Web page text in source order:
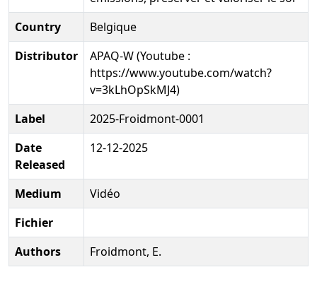
Country
Belgique
Distributor
APAQ-W (Youtube :
https://www.youtube.com/watch?
v=3kLhOpSkMJ4)
Label
2025-Froidmont-0001
Date
Released
12-12-2025
Medium
Vidéo
Fichier
Authors
Froidmont, E.